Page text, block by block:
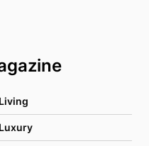
Living
Luxury